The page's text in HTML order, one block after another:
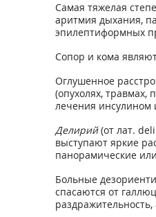
Самая тяжелая
аритмия дыхания,
эпилептиформных
Сопор и кома
Оглушенное
(опухолях, травмах,
лечения инсулином
Делирий(от лат.
выступают яркие
панорамические
Больные
спасаются от